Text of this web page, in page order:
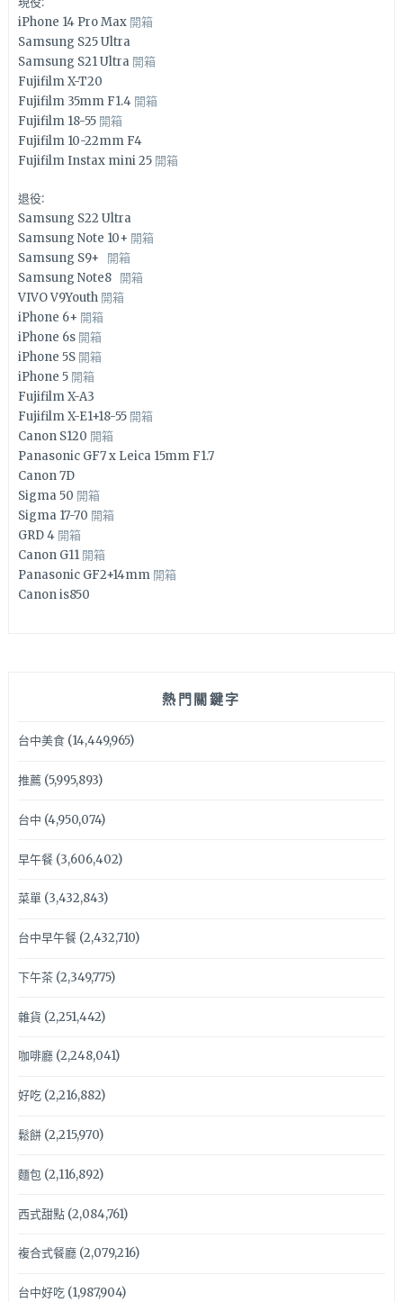
iPhone 14 Pro Max 開箱
Samsung S25 Ultra
Samsung S21 Ultra 開箱
Fujifilm X-T20
Fujifilm 35mm F1.4 開箱
Fujifilm 18-55 開箱
Fujifilm 10-22mm F4
Fujifilm Instax mini 25 開箱
退役:
Samsung S22 Ultra
Samsung Note 10+ 開箱
Samsung S9+ 開箱
Samsung Note8 開箱
VIVO V9Youth 開箱
iPhone 6+ 開箱
iPhone 6s 開箱
iPhone 5S 開箱
iPhone 5 開箱
Fujifilm X-A3
Fujifilm X-E1+18-55 開箱
Canon S120 開箱
Panasonic GF7 x Leica 15mm F1.7
Canon 7D
Sigma 50 開箱
Sigma 17-70 開箱
GRD 4 開箱
Canon G11 開箱
Panasonic GF2+14mm 開箱
Canon is850
熱門關鍵字
台中美食(14,449,965)
推薦(5,995,893)
台中 (4,950,074)
早午餐(3,606,402)
菜單(3,432,843)
台中早午餐(2,432,710)
下午茶(2,349,775)
雜貨 (2,251,442)
咖啡廳(2,248,041)
好吃(2,216,882)
鬆餅(2,215,970)
麵包(2,116,892)
西式甜點(2,084,761)
複合式餐廳(2,079,216)
台中好吃(1,987,904)